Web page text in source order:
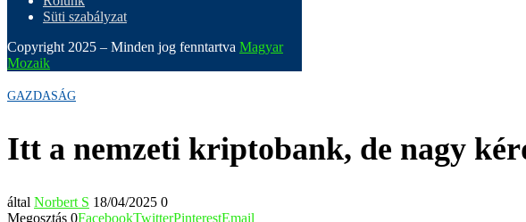
Süti szabályzat
Copyright 2025 – Minden jog fenntartva Magyar
Mozaik
GAZDASÁG
Itt a nemzeti kriptobank, de nagy
által Norbert S 18/04/2025 0
Megosztás 0FacebookTwitterPinterestEmail